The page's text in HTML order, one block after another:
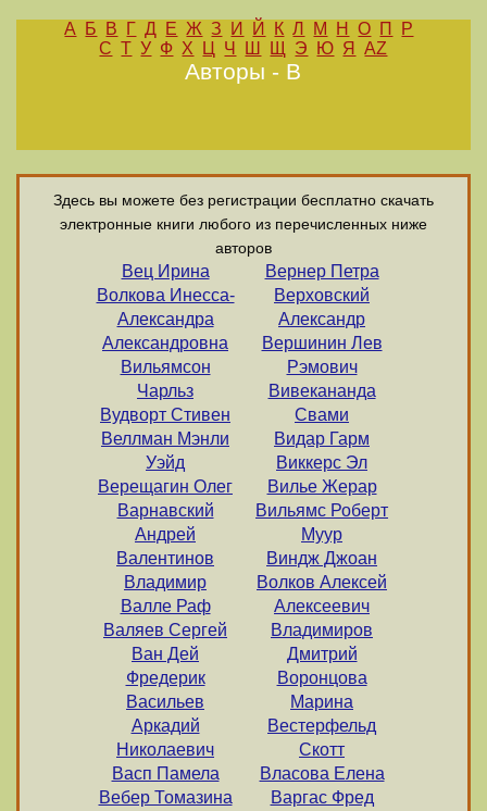
А Б В Г Д Е Ж З И Й К Л М Н О П
Р
С Т У Ф Х Ц Ч Ш Щ Э Ю Я AZ
Авторы - В
Здесь вы можете без регистрации бесплатно скачать
электронные книги любого из перечисленных ниже
авторов
Вец Ирина
Волкова Инесса-
Александра
Александровна
Вильямсон
Чарльз
Вудворт Стивен
Веллман Мэнли
Уэйд
Верещагин Олег
Варнавский
Андрей
Валентинов
Владимир
Валле Раф
Валяев Сергей
Ван Дей
Фредерик
Васильев
Аркадий
Николаевич
Васп Памела
Вебер Томазина
Вернер Петра
Верховский
Александр
Вершинин Лев
Рэмович
Вивекананда
Свами
Видар Гарм
Виккерс Эл
Вилье Жерар
Вильямс Роберт
Муур
Виндж Джоан
Волков Алексей
Алексеевич
Владимиров
Дмитрий
Воронцова
Марина
Вестерфельд
Скотт
Власова Елена
Варгас Фред